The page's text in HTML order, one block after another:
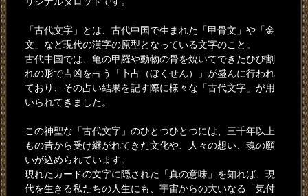
「古代文字」とは、古代中国で生まれた「甲骨文」や「金
文」など現代の漢字の原型となっている文字のこと。
古代中国では、亀の甲羅や動物の骨を焼いてできたひび割
れの形で吉凶を占う「卜占（ぼくせん）」が盛んに行われ
ており、その占い結果を記す際に様々な「古代文字」が用
いられてきました。
この神聖な「古代文字」のひとつひとつには、三千年以上
もの昔から受け継がれてきた文化や、人々の想い、魂の願
いが込められています。
現れたカードの文字に隠された「真の意味」を知れば、現
代を生きる私たちの人生にも、宇宙からの大いなる「気付